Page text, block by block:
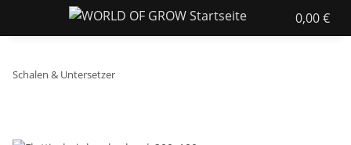
0,00 €
Schalen & Untersetzer